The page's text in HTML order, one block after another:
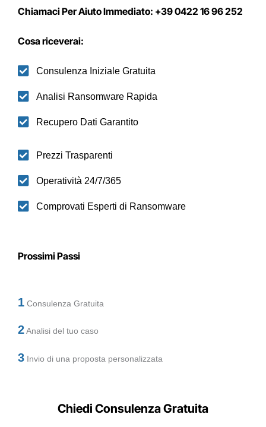
Chiamaci Per Aiuto Immediato: +39 0422 16 96 252
Cosa riceverai:
Consulenza Iniziale Gratuita
Analisi Ransomware Rapida
Recupero Dati Garantito
Prezzi Trasparenti
Operatività 24/7/365
Comprovati Esperti di Ransomware
Prossimi Passi
1 Consulenza Gratuita
2Analisi del tuo caso
3 Invio di una proposta personalizzata
Chiedi Consulenza Gratuita